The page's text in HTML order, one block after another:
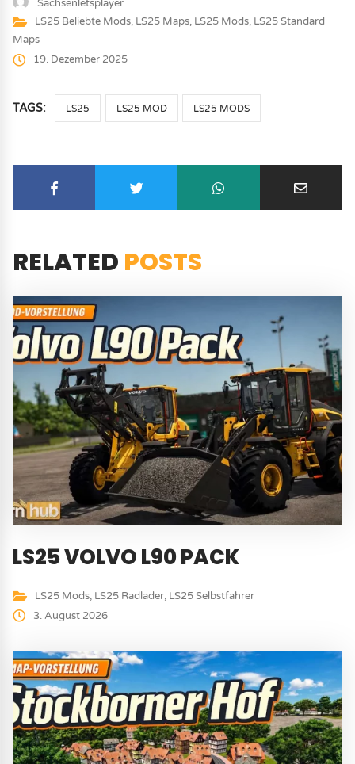
Sachsenletsplayer
LS25 Beliebte Mods, LS25 Maps, LS25 Mods, LS25 Standard
Maps
19. Dezember 2025
TAGS: LS25 LS25 MOD LS25 MODS
RELATED POSTS
LS25 VOLVO L90 PACK
LS25 Mods, LS25 Radlader, LS25 Selbstfahrer
3. August 2026